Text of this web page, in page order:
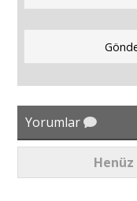
Yorumlar